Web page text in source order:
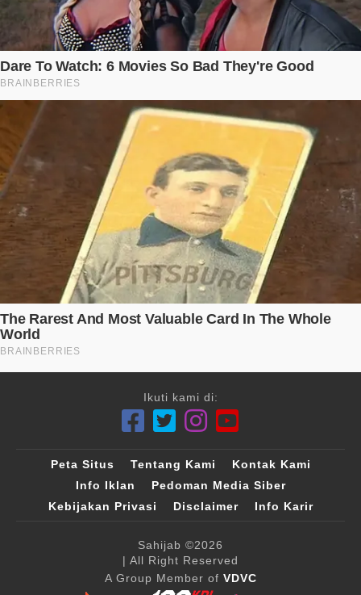
Ikuti kami di:
Peta Situs Tentang Kami
Kontak Kami
Info Iklan
Pedoman Media Siber
Kebijakan Privasi
Disclaimer Info Karir
Sahijab ©2026
| All Right Reserved
A Group Member of VDVC